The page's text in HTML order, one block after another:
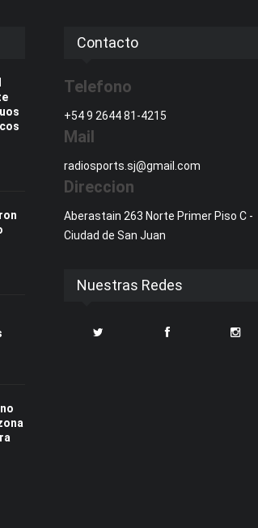
Contacto
Telefono
+54 9 2644 81-4215
Mail
radiosports.sj@gmail.com
Direccion
Aberastain 263 Norte Primer Piso C -
Ciudad de San Juan
Nuestras Redes